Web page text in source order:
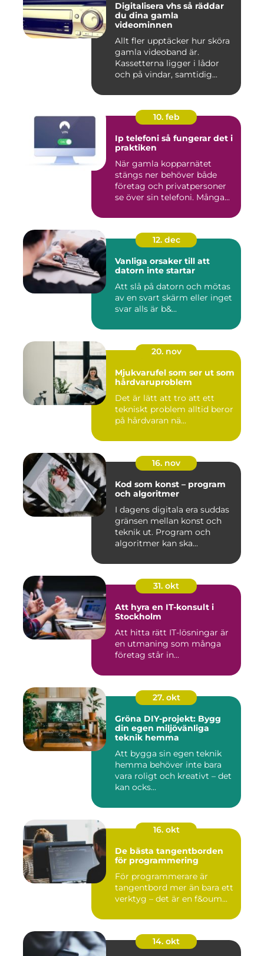
Digitalisera vhs så räddar
du dina gamla
videominnen
Allt fler upptäcker hur sköra
gamla videoband är.
Kassetterna ligger i lådor
och på vindar, samtidig...
10. feb
Ip telefoni så fungerar det i
praktiken
När gamla kopparnätet
stängs ner behöver både
företag och privatpersoner
se över sin telefoni. Många...
12. dec
Vanliga orsaker till att
datorn inte startar
Att slå på datorn och mötas
av en svart skärm eller inget
svar alls är b&...
20. nov
Mjukvarufel som ser ut som
hårdvaruproblem
Det är lätt att tro att ett
tekniskt problem alltid beror
på hårdvaran nä...
16. nov
Kod som konst – program
och algoritmer
I dagens digitala era suddas
gränsen mellan konst och
teknik ut. Program och
algoritmer kan ska...
31. okt
Att hyra en IT-konsult i
Stockholm
Att hitta rätt IT-lösningar är
en utmaning som många
företag står in...
27. okt
Gröna DIY-projekt: Bygg
din egen miljövänliga
teknik hemma
Att bygga sin egen teknik
hemma behöver inte bara
vara roligt och kreativt – det
kan ocks...
16. okt
De bästa tangentborden
för programmering
För programmerare är
tangentbord mer än bara ett
verktyg – det är en f&oum...
14. okt